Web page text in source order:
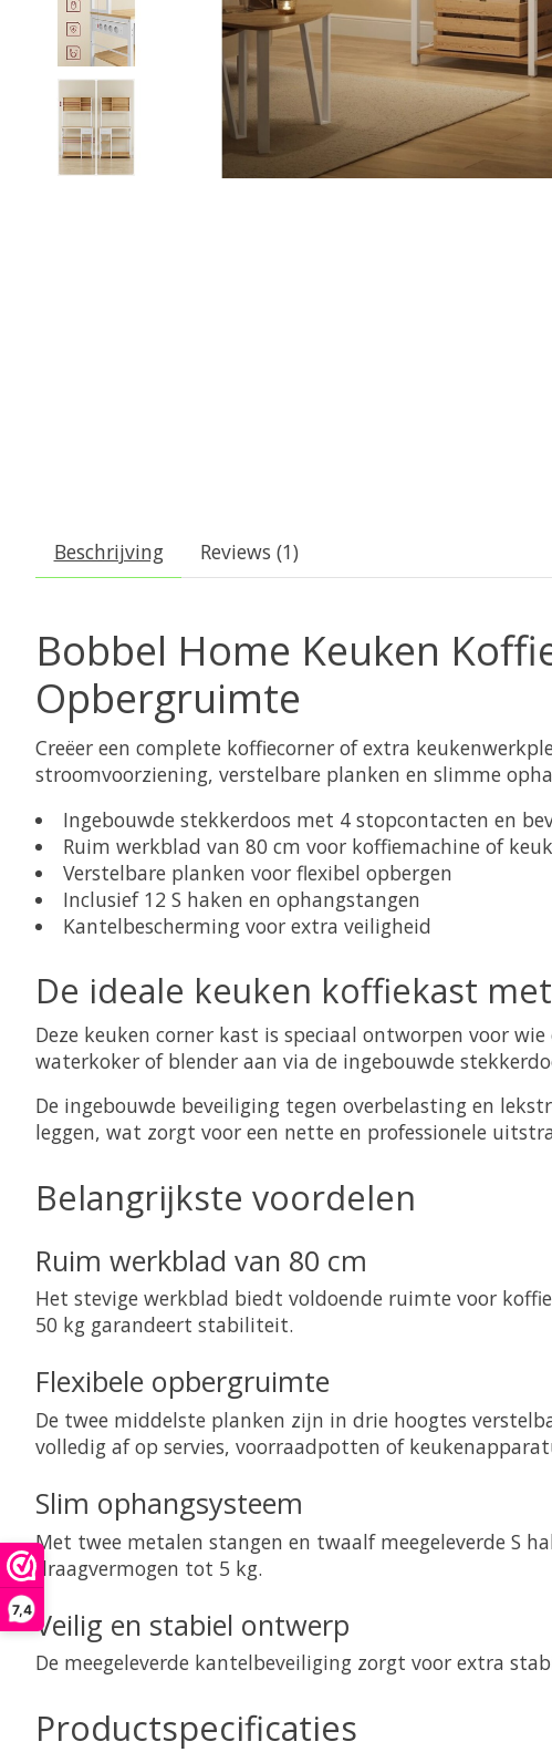
7,4
Beschrijving Reviews (1)
Bobbel Home Keuken
Opbergruimte
Creëer een complete koffiecorner of extra
stroomvoorziening, verstelbare planken en slimme
Ingebouwde stekkerdoos met 4 stopcontacten en
Ruim werkblad van 80 cm voor koffiemachine of
Verstelbare planken voor flexibel opbergen
Inclusief 12 S haken en ophangstangen
Kantelbescherming voor extra veiligheid
De ideale keuken koffiekast
Deze keuken corner kast is speciaal ontworpen voor
waterkoker of blender aan via de ingebouwde
De ingebouwde beveiliging tegen overbelasting en
leggen, wat zorgt voor een nette en professionele
Belangrijkste voordelen
Ruim werkblad van 80 cm
Het stevige werkblad biedt voldoende ruimte voor
50 kg garandeert stabiliteit.
Flexibele opbergruimte
De twee middelste planken zijn in drie hoogtes
volledig af op servies, voorraadpotten of
Slim ophangsysteem
Met twee metalen stangen en twaalf meegeleverde S
draagvermogen tot 5 kg.
Veilig en stabiel ontwerp
De meegeleverde kantelbeveiliging zorgt voor extra
Productspecificaties